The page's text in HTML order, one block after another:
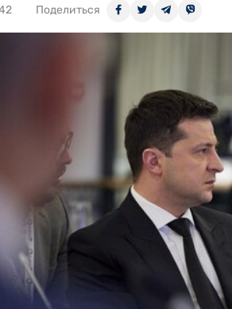
Поделиться